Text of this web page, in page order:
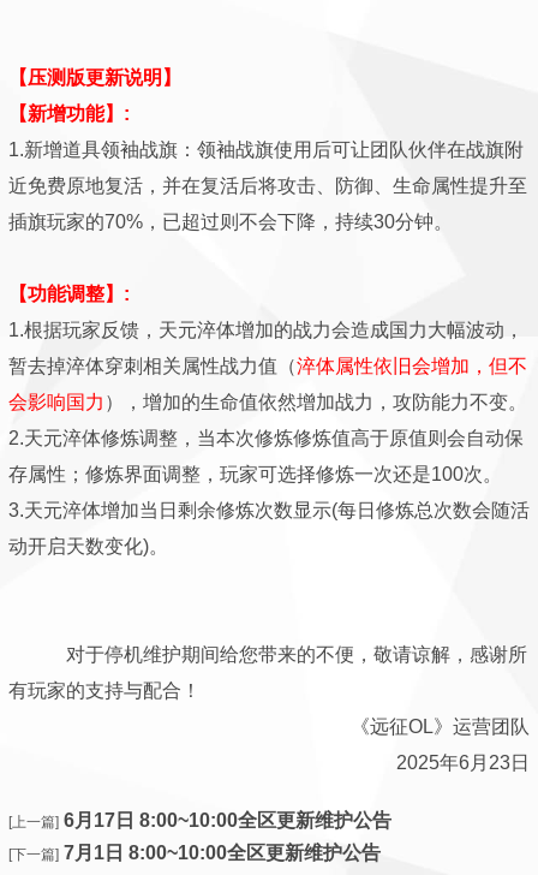
【压测版更新说明】
【新增功能】:
1.新增道具领袖战旗：领袖战旗使用后可让团队伙伴在战旗附
近免费原地复活，并在复活后将攻击、防御、生命属性提升至
插旗玩家的70%，已超过则不会下降，持续30分钟。
【功能调整】:
1.根据玩家反馈，天元淬体增加的战力会造成国力大幅波动，
暂去掉淬体穿刺相关属性战力值 （淬体属性依旧会增加，但不
会影响国力 ）
，增加的生命值依然增加战力，攻防能力不变。
2.天元淬体修炼调整，当本次修炼修炼值高于原值则会自动保
存属性；修炼界面调整，玩家可选择修炼一次还是100次。
3.天元淬体增加当日剩余修炼次数显示(每日修炼总次数会随活
动开启天数变化)。
对于停机维护期间给您带来的不便，敬请谅解，感谢所
有玩家的支持与配合！
《远征OL》运营团队
2025年6月23日
[上一篇] 6月17日 8:00~10:00全区更新维护公告
[下一篇] 7月1日 8:00~10:00全区更新维护公告